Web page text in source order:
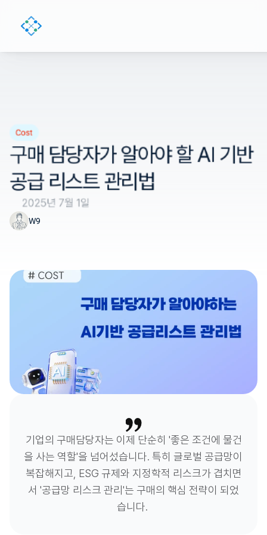
Cost
구매 담당자가 알아야 할 AI 기반
공급 리스트 관리법
2025년 7월 1일
W9
기업의 구매담당자는 이제 단순히 '좋은 조건에 물건
을 사는 역할'을 넘어섰습니다. 특히 글로벌 공급망이
복잡해지고, ESG 규제와 지정학적 리스크가 겹치면
서 '공급망 리스크 관리'는 구매의 핵심 전략이 되었
습니다.